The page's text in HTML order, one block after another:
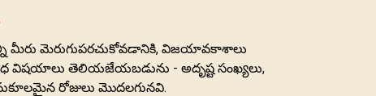
మీరు మెరుగుపరచుకోవడానికి, విజయావకాశాలు
విషయాలు తెలియజేయబడును - అదృష్ట సంఖ్యలు,
రోజులు మొదలగునవి.